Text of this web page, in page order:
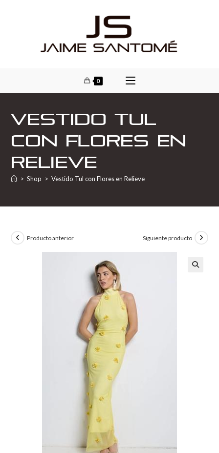
0
Vestido Tul
con Flores en
Relieve
> Shop > Vestido Tul con Flores en Relieve
Producto anterior Siguiente producto